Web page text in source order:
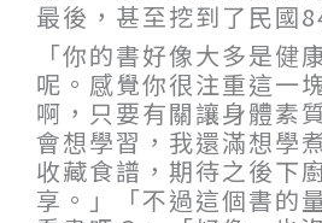
最後，甚至挖到了民國
「你的書好像大多是健
呢。感覺你很注重這一
啊，只要有關讓身體素
會想學習，我還滿想學
收藏食譜，期待之後下
享。」「不過這個書的